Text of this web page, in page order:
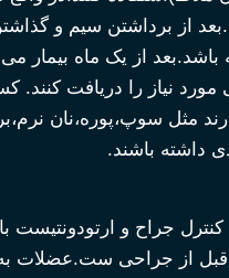
از برداشتن سیم و
از یک ماه بیمار
مورد نیاز را دریافت
مثل سوپ،پوره،نان
کنترل جراح و
از جراحی ست.عضلات